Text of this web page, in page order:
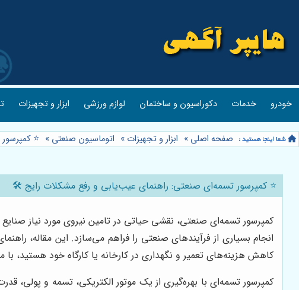
خودرو خدمات دکوراسیون و ساختمان لوازم ورزشی ابزار و تجهیزات
صفحه اصلی » ابزار و تجهیزات » اتوماسیون صنعتی »
⭐️
⭐️ کمپرسور تسمه‌ای صنعتی: راهنمای عیب‌یابی و رفع مشکلات رایج 🛠️
کمپرسور تسمه‌ای صنعتی، نقشی حیاتی در تامین نیروی مورد نیاز صنایع
انجام بسیاری از فرآیندهای صنعتی را فراهم می‌سازد. این مقاله،
کاهش هزینه‌های تعمیر و نگهداری در کارخانه یا کارگاه خود هستید، با
کمپرسور تسمه‌ای با بهره‌گیری از یک موتور الکتریکی، تسمه و پولی،